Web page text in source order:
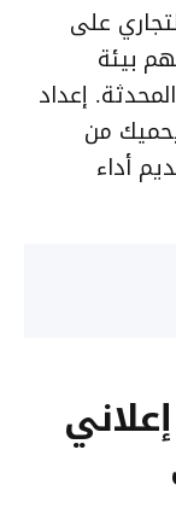
على
تفهم بيئة
إعداد
من
أداء